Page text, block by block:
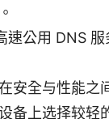
速公用 DNS
安全与性能之
备上选择较轻